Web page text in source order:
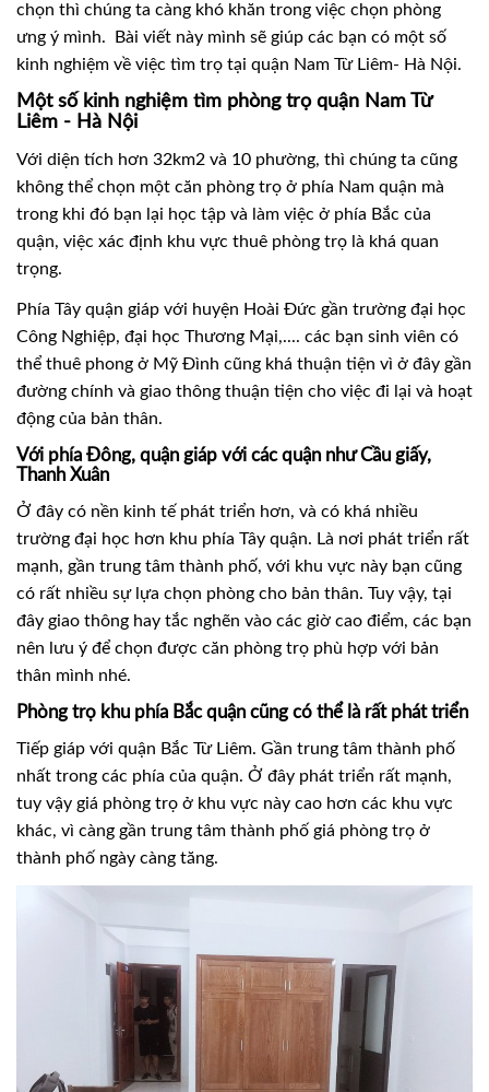
chọn thì chúng ta càng khó khăn trong việc chọn phòng
ưng ý mình. Bài viết này mình sẽ giúp các bạn có một số
kinh nghiệm về việc tìm trọ tại quận Nam Từ Liêm- Hà Nội.
Một số kinh nghiệm tìm phòng trọ quận Nam Từ
Liêm - Hà Nội
Với diện tích hơn 32km2 và 10 phường, thì chúng ta cũng
không thể chọn một căn phòng trọ ở phía Nam quận mà
trong khi đó bạn lại học tập và làm việc ở phía Bắc của
quận, việc xác định khu vực thuê phòng trọ là khá quan
trọng.
Phía Tây quận giáp với huyện Hoài Đức gần trường đại học
Công Nghiệp, đại học Thương Mại,.... các bạn sinh viên có
thể thuê phong ở Mỹ Đình cũng khá thuận tiện vì ở đây gần
đường chính và giao thông thuận tiện cho việc đi lại và hoạt
động của bản thân.
Với phía Đông, quận giáp với các quận như Cầu giấy,
Thanh Xuân
Ở đây có nền kinh tế phát triển hơn, và có khá nhiều
trường đại học hơn khu phía Tây quận. Là nơi phát triển rất
mạnh, gần trung tâm thành phố, với khu vực này bạn cũng
có rất nhiều sự lựa chọn phòng cho bản thân. Tuy vậy, tại
đây giao thông hay tắc nghẽn vào các giờ cao điểm, các bạn
nên lưu ý để chọn được căn phòng trọ phù hợp với bản
thân mình nhé.
Phòng trọ khu phía Bắc quận cũng có thể là rất phát triển
Tiếp giáp với quận Bắc Từ Liêm. Gần trung tâm thành phố
nhất trong các phía của quận. Ở đây phát triển rất mạnh,
tuy vậy giá phòng trọ ở khu vực này cao hơn các khu vực
khác, vì càng gần trung tâm thành phố giá phòng trọ ở
thành phố ngày càng tăng.